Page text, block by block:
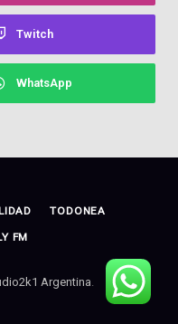
Twitch
WhatsApp
TODONEA
FM
Argentina.